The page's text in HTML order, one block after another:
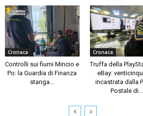
Cronaca
Controlli sui fiumi Mincio e
Po: la Guardia di Finanza
stanga...
Cronaca
Truffa della
eBay:
incastrata dalla
Postale di...